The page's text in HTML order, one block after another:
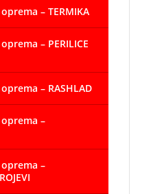
– TERMIKA
– PERILICE
– RASHLAD
–
–